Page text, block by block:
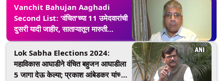
Vanchit Bahujan Aaghadi
Second List: 'वंचित'च्या 11 उमेदवारांची
दुसरी यादी जाहीर, साताऱ्यातून मारुती
जानकरांना उमेदवारी
Lok Sabha Elections 2024:
महाविकास आघाडीने वंचित बहुजन आघाडीला
5 जागा देऊ केल्या; प्रकाश आंबेडकर यांच्या